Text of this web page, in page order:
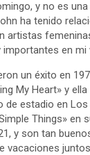
y no es
ha tenido
artistas
en mi
un éxito en
My Heart» y
de estadio en Los
Things» en
y son tan
vacaciones